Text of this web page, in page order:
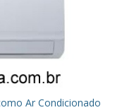
Ar Condicionado